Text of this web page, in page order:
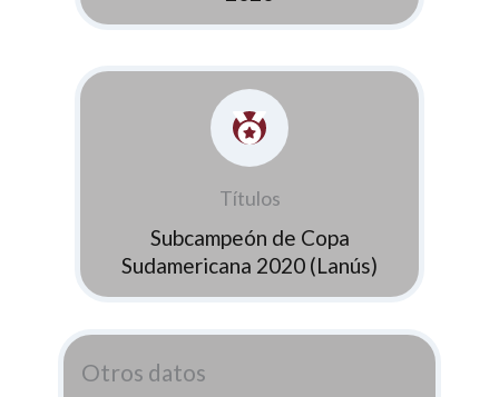
Títulos
Subcampeón de Copa
Sudamericana 2020 (Lanús)
Otros datos